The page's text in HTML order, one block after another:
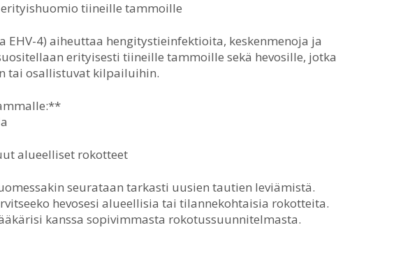
tiineille tammoille
EHV-4) aiheuttaa hengitystieinfektioita, keskenmenoja ja
erityisesti tiineille tammoille sekä hevosille, jotka
tai osallistuvat kilpailuihin.
alueelliset rokotteet
seurataan tarkasti uusien tautien leviämistä.
hevosesi alueellisia tai tilannekohtaisia rokotteita.
kanssa sopivimmasta rokotussuunnitelmasta.